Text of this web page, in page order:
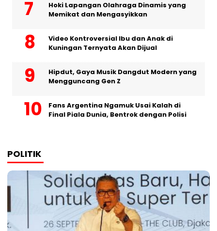
Hoki Lapangan Olahraga Dinamis yang
Memikat dan Mengasyikkan
Video Kontroversial Ibu dan Anak di
Kuningan Ternyata Akan Dijual
Hipdut, Gaya Musik Dangdut Modern yang
Mengguncang Gen Z
Fans Argentina Ngamuk Usai Kalah di
Final Piala Dunia, Bentrok dengan Polisi
POLITIK